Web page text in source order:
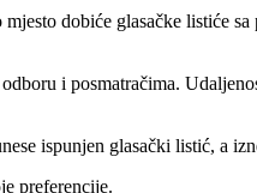
dobiće glasačke listiće
i posmatračima.
ispunjen glasački listić, a
preferencije.